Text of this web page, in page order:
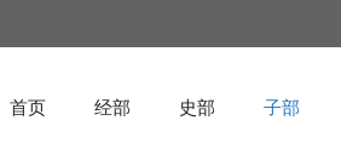
首页 经部 史部 子部